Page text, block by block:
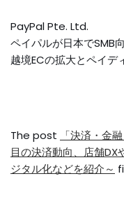
PayPal Pte. Ltd.
ペイパルが日本でSMB
越境ECの拡大とペイデ
The post
「決済・金
目の決済動向、店舗DX
ジタル化などを紹介～